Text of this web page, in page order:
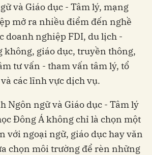
và Giáo dục - Tâm lý, mạng
mở ra nhiều điểm đến nghề
doanh nghiệp FDI, du lịch -
không, giáo dục, truyền thông,
tư vấn - tham vấn tâm lý, tổ
các lĩnh vực dịch vụ.
Ngôn ngữ và Giáo dục - Tâm lý
Đông Á không chỉ là chọn một
với ngoại ngữ, giáo dục hay văn
chọn môi trường để rèn những